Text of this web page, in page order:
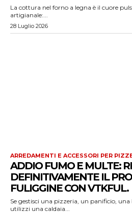
La cottura nel forno a legna è il cuore
artigianale:...
28 Luglio 2026
ARREDAMENTI E ACCESSORI PER
ADDIO FUMO E MULTE:
DEFINITIVAMENTE IL
FULIGGINE CON VTKFUL.
Se gestisci una pizzeria, un panificio,
utilizzi una caldaia...